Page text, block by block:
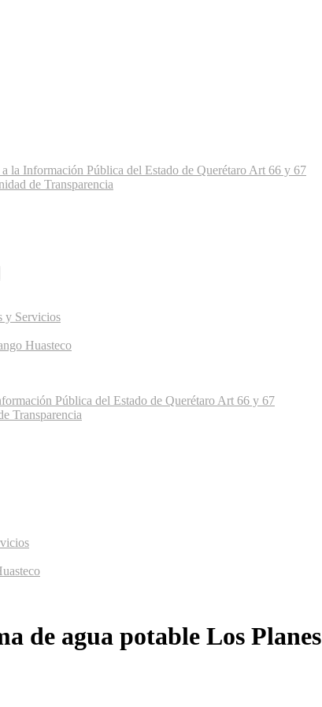
la Información Pública del Estado de Querétaro Art 66 y 67
de Transparencia
y Servicios
Huasteco
Pública del Estado de Querétaro Art 66 y 67
Transparencia
de agua potable Los Planes